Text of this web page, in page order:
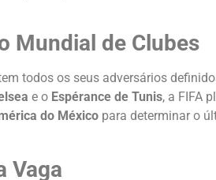
Mundial de Clubes
todos os seus adversários
e o Espérance de Tunis, a FIFA
do México para determinar o
Vaga